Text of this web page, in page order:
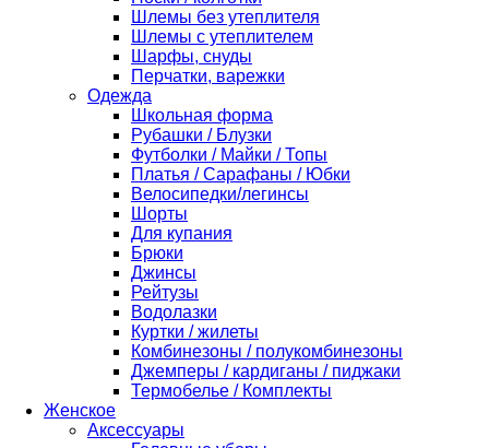
Шлемы без утеплителя
Шлемы с утеплителем
Шарфы, снуды
Перчатки, варежки
Одежда
Школьная форма
Рубашки / Блузки
Футболки / Майки / Топы
Платья / Сарафаны / Юбки
Велосипедки/легинсы
Шорты
Для купания
Брюки
Джинсы
Рейтузы
Водолазки
Куртки / жилеты
Комбинезоны / полукомбинезоны
Джемперы / кардиганы / пиджаки
Термобелье / Комплекты
Женское
Аксессуары